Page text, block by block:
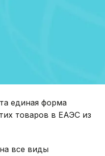
единая форма
товаров в ЕАЭС из
все виды